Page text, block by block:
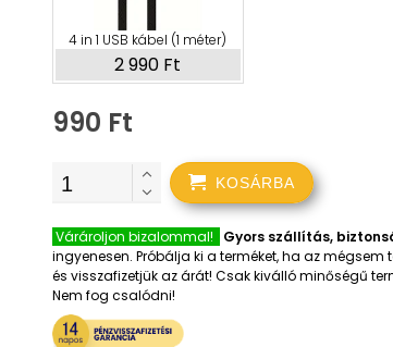
4 in 1 USB kábel (1 méter)
2 990 Ft
990 Ft
KOSÁRBA
Várároljon bizalommal! Gyors szállítás,
ingyenesen. Próbálja ki a terméket, ha az mégsem
és visszafizetjük az árát! Csak kiválló minőségű
Nem fog csalódni!